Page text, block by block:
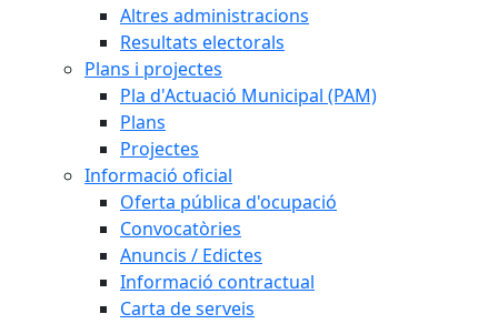
Altres administracions
Resultats electorals
Plans i projectes
Pla d'Actuació Municipal (PAM)
Plans
Projectes
Informació oficial
Oferta pública d'ocupació
Convocatòries
Anuncis / Edictes
Informació contractual
Carta de serveis